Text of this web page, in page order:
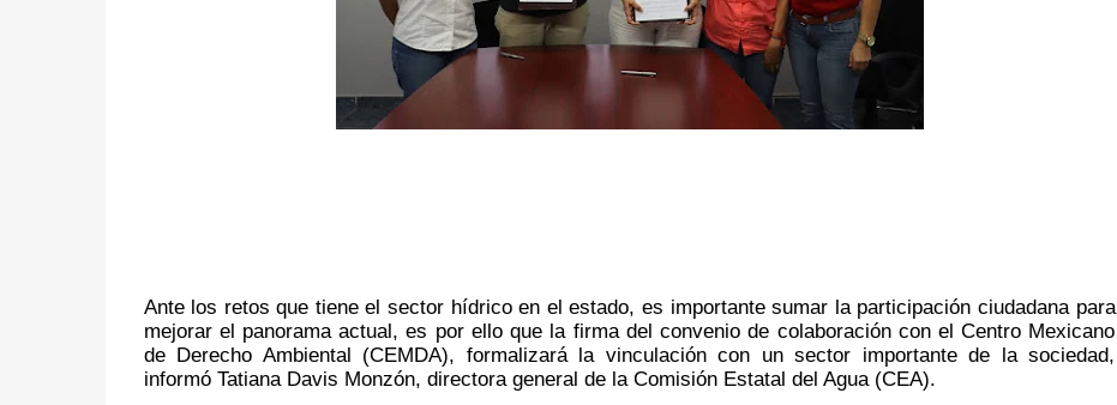
Ante los retos que tiene el sector hídrico en el estado, es importante sumar la participación ciudadana para
mejorar el panorama actual, es por ello que la firma del convenio de colaboración con el Centro Mexicano
de Derecho Ambiental (CEMDA), formalizará la vinculación con un sector importante de la sociedad,
informó Tatiana Davis Monzón, directora general de la Comisión Estatal del Agua (CEA).